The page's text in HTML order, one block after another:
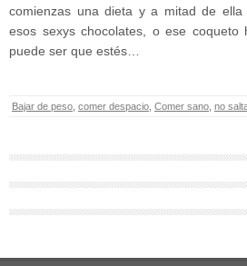
comienzas una dieta y a mitad de
esos sexys chocolates, o ese coqueto
puede ser que estés…
Bajar de peso comer despacio Comer sano no